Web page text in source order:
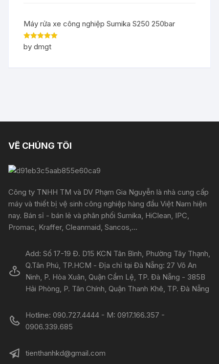
Máy rửa xe công nghiệp Sumika S250 250bar
Rated5out
of 5
by dmgt
VỀ CHÚNG TÔI
Công ty TNHH TM và DV Phạm Gia Nguyễn là nhà cung cấp
máy và thiết bị vệ sinh công nghiệp hàng đầu Việt Nam hiện
nay. Bán sỉ - bán lẻ và phân phối Sumika, HiClean, IPC,
Promac, Kraffer, Cleanmaid, Sancos,...
Add: Số 17-19 Đ. D15 KCN Tân Bình, Phường Tây Thạnh,
Q.Tân Phú, TP.HCM - Địa chỉ tại Đà Nẵng: 27 Võ An
Ninh, P. Hòa Xuân, Quận Cẩm Lệ, TP. Đà Nẵng - 385B
Hải Phòng, P. Tân Chính, Quận Thanh Khê, TP. Đà Nẵng
Hotline: 090.727.4444 - M: 0917.166.357 -
0906.339.685
tienthanhkd@gmail.com